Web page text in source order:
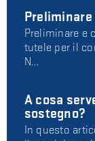
Preliminare e
tutele per il
N…
A cosa
sostegno?
In questo